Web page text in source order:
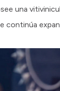
una
continúa